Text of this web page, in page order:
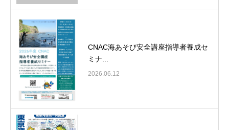
CNAC海あそび安全講座指導者養成セ
ミナ...
2026.06.12